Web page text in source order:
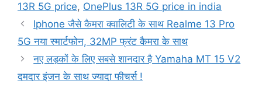
13R 5G price, OnePlus 13R 5G price in india
Iphone जैसे कैमरा क्वालिटी के साथ Realme 13 Pro
5G नया स्मार्टफोन, 32MP फ्रंट कैमरा के साथ
नए लड़कों के लिए सबसे शानदार है Yamaha MT 15 V2
दमदार इंजन के साथ ज्यादा फीचर्स !